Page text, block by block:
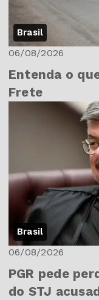
Brasil
06/08/2026
Entenda o
Frete
Brasil
06/08/2026
PGR pede
do STJ